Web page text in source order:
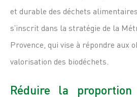
et durable des déchets
s’inscrit dans la stratégie de la
Provence, qui vise à répondre aux
valorisation des biodéchets.
Réduire la